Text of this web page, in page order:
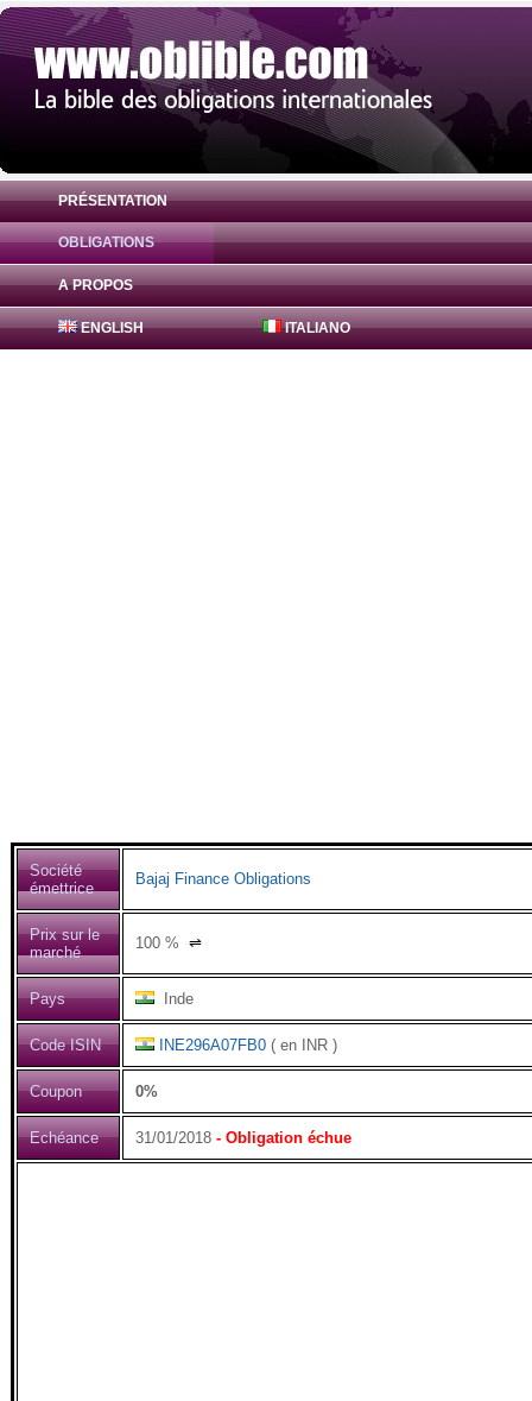
PRÉSENTATION
OBLIGATIONS
A PROPOS
ENGLISH ITALIANO
Obligation Bajaj Finance Obligations 0% (
Société
émettrice
Bajaj Finance Obligations
Prix sur le
marché
100 % ⇌
Pays Inde
Code ISIN INE296A07FB0 ( en INR )
Coupon 0%
Echéance 31/01/2018 - Obligation échue